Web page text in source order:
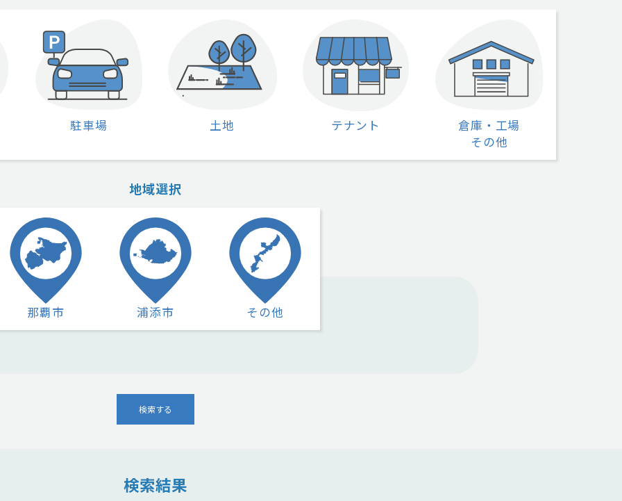
駐車場 土地 テナント
倉庫・工場
その他
地域選択
那覇市 浦添市 その他
検索する
検索結果